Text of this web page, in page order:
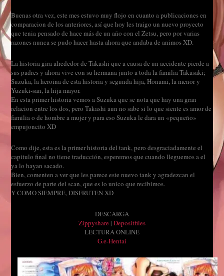
Buenas otra vez, este mes estuvo muy flojo en cuanto a publicaciones en
comparacion de los anteriores, así que hoy les traigo un nuevo proyecto
que tenia pensado de hace más de un año con el Zetsu, pero por varias
razones nunca se pudo hacer hasta ahora que andaba de animos XD.
La historia gira alrededor de Takashi que a causa de un accidente pierde a
sus padres y ahora vive con su hermana junto a toda la familia Takasaki;
Suzuka, la heroina de esta historia y segunda hija, Honami, la menor y
Yuzuki-san, la hija mayor.
En esta primer historia vemos a Suzuka que se nota que hay una gran
relacion entre los dos, pero Takashi aun no sabe si lo que siente es amor de
familia o de hombre a mujer y para eso Suzuka le dara un «pequeño»
empujoncito XD
Como dije, esta es la primer historia del tank, pero desgraciadamente el
capitulo final no tiene traducción, esperemos que cuando lleguemos a el
ya lo hayan sacado.
Bien, comenten a ver que les parece este nuevo tank y agradezcan el
esfuerzo de parte del scan, que es lo unico que recibimos.
Y COMO SIEMPRE, DISFRUTEN XD
DESCARGA
Zippyshare | Depositfiles
LECTURA ONLINE
G.e-Hentai